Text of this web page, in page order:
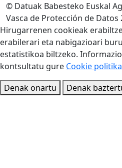
© Datuak Babesteko Euskal
Vasca de Protección de Datos
Hirugarrenen cookieak
erabilerari eta nabigazioari
estatistikoa biltzeko.
kontsultatu gure Cookie politika
Denak onartu
Denak